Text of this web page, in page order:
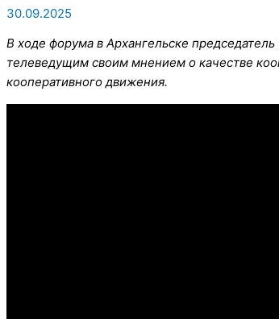
30.09.2025
В ходе форума в Архангельске
телеведущим своим мнением о качестве
кооперативного движения.